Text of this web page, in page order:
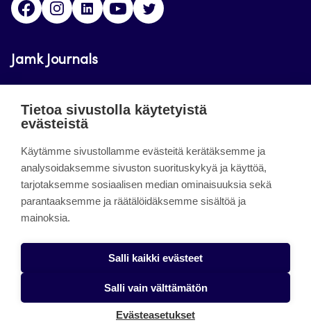
Jamk Journals
luettavissa. Verkkolehtien tarkoituksena on tukea
innovaatiotoimintaa.
About the site
Jamkin verkkolehdet
Tietosuojaseloste
Tietoa sivustolla käytetyistä
evästeistä
Käytämme sivustollamme evästeitä kerätäksemme ja
analysoidaksemme sivuston suorituskykyä ja käyttöä,
tarjotaksemme sosiaalisen median ominaisuuksia sekä
parantaaksemme ja räätälöidäksemme sisältöä ja
mainoksia.
Salli kaikki evästeet
Salli vain välttämätön
Evästeasetukset